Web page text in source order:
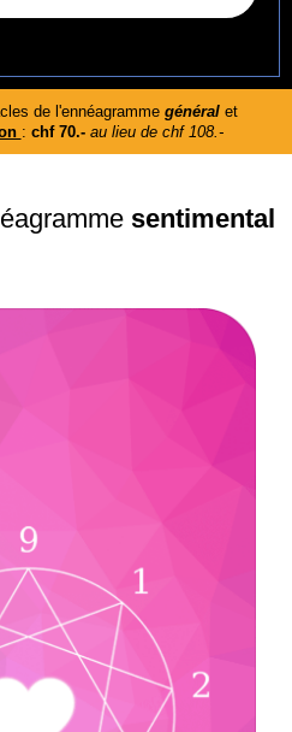
de l'ennéagramme général et
: chf 70.- au lieu de chf 108.-
sentimental